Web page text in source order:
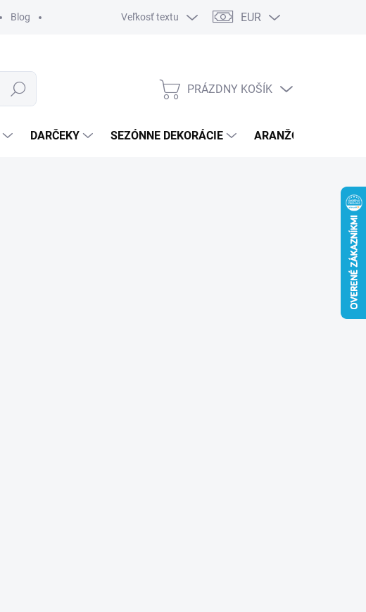
Blog Veľkosť textu EUR
Hľadať
NÁKUPNÝ
PRÁZDNY KOŠÍK
DARČEKY SEZÓNNE DEKORÁCIE ARANŽOVACÍ